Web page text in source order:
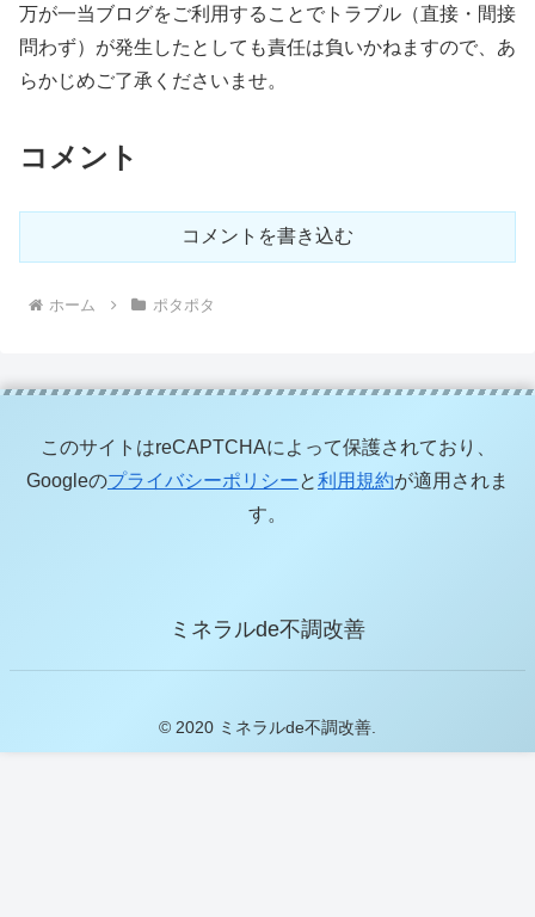
万が一当ブログをご利用することでトラブル（直接・間接
問わず）が発生したとしても責任は負いかねますので、あ
らかじめご了承くださいませ。
コメント
コメントを書き込む
ホーム ポタポタ
このサイトはreCAPTCHAによって保護されており、
Googleのプライバシーポリシーと利用規約が適用されま
す。
ミネラルde不調改善
© 2020 ミネラルde不調改善.